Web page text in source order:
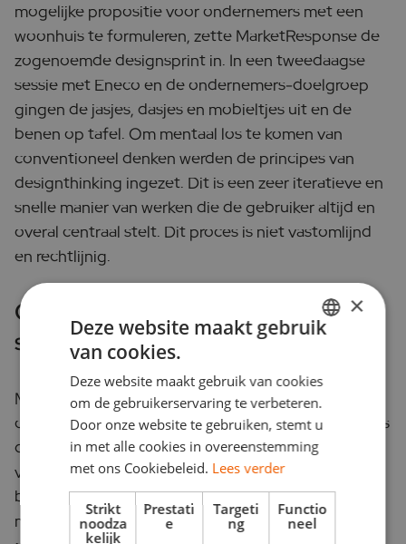
mogelijke propositie voor ondernemers met een
woonhuis te formuleren, zette MarketResponse de
zogenoemde designsprint in. In een tweedaagse
sessie met Eneco en de ondernemers-doelgroep
gingen de jasjes, dasjes en mobieltjes uit en de
benen op tafel. Om mentaal los te komen van
conventioneel denken werden de principes van
designthinking ingezet. Dit is een zeer iteratieve en
snelle manier van werken die de gebruiker altijd en
overal centraal stelt. Dit proces is niet vastomlijnd
en rechtlijnig.
Opzetten en begeleiden van
sprinttrajecten
MarketResponse heeft ruime ervaring in het
opzetten en begeleiden van sprinttrajecten volgens
de principes van designthinking. Het waarborgen
van flexibiliteit gedurende het hele traject is van
belang voor het eindresultaat. De deelnemers
mogen niet te veel in kaders denken maar moeten
ENGLISH
×
Deze website maakt gebruik
van cookies.
Deze website maakt gebruik van cookies
om de gebruikerservaring te verbeteren.
Door onze website te gebruiken, stemt u
in met alle cookies in overeenstemming
met ons Cookiebeleid. Lees verder
Strikt
noodza
kelijk
Prestati
e
Targeti
ng
Functio
neel